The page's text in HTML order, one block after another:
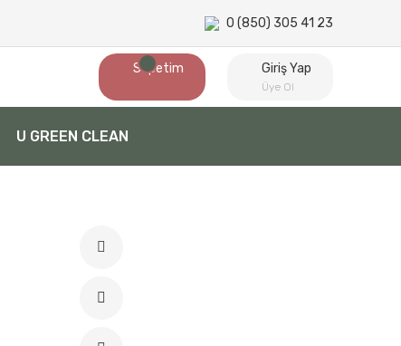
0 (850) 305 41 23
Sepetim Giriş Yap
Üye Ol
U GREEN CLEAN